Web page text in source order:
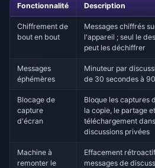
Fonctionnalité Description
Chiffrement de
bout en bout
Messages chiffrés
l'appareil ; seul le
peut les déchiffrer
Messages
éphémères
Minuteur par
de 30 secondes à
Blocage de
capture
d'écran
Bloque les captures
la copie, le partage
téléchargement
discussions privées
Machine à
remonter le
Effacement
messages de